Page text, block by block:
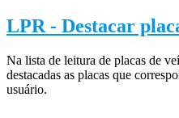
LPR - Destacar
Na lista de leitura de placas de
destacadas as placas que
usuário.